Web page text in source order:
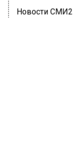
Новости СМИ2